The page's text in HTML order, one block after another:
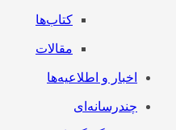
کتاب‌ها
مقالات
اخبار و اطلاعیه‌ها
چندرسانه‌ای